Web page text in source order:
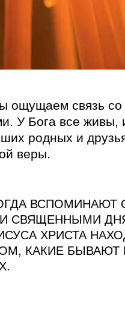
ВСПОМИНАЮТ
СВЯЩЕННЫМИ
ХРИСТА
КАКИЕ БЫВАЮТ
ощущаем связь
У Бога все живы,
родных и
веры.